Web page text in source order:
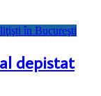
depistat